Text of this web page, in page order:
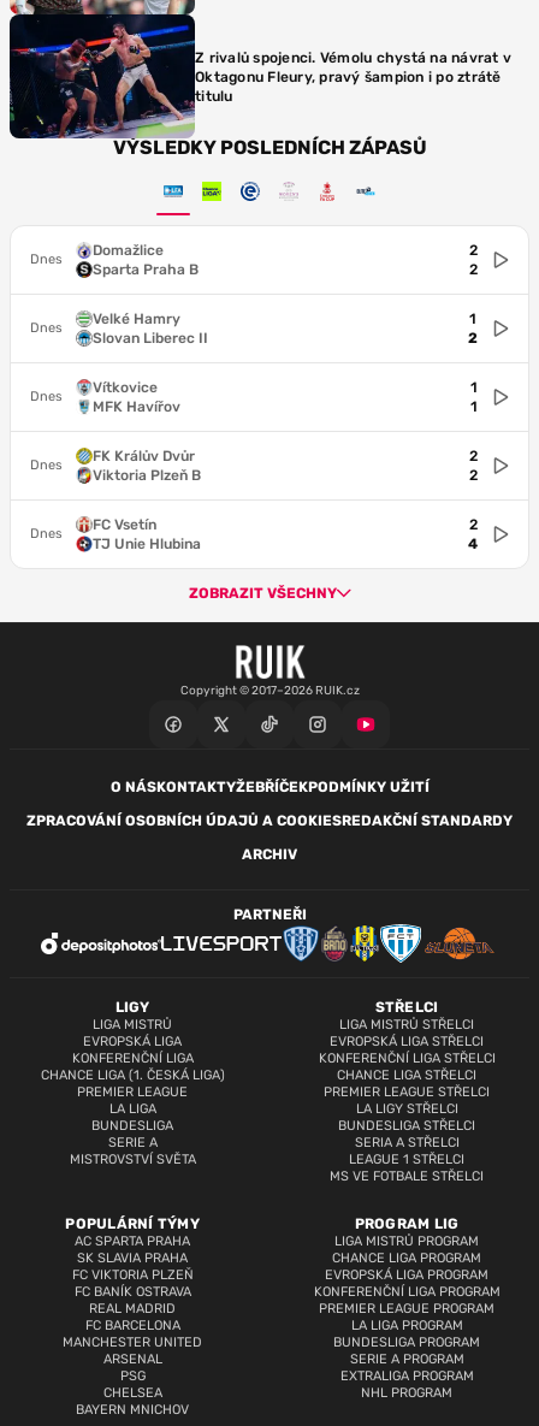
Z rivalů spojenci. Vémolu chystá na návrat v
Oktagonu Fleury, pravý šampion i po ztrátě
titulu
VÝSLEDKY POSLEDNÍCH ZÁPASŮ
Dnes
Domažlice
Sparta Praha B
2
2
Dnes
Velké Hamry
Slovan Liberec II
1
2
Dnes
Vítkovice
MFK Havířov
1
1
Dnes
FK Králův Dvůr
Viktoria Plzeň B
2
2
Dnes
FC Vsetín
TJ Unie Hlubina
2
4
ZOBRAZIT VŠECHNY
Copyright © 2017–2026 RUIK.cz
O NÁSKONTAKTYŽEBŘÍČEKPODMÍNKY UŽITÍ
ZPRACOVÁNÍ OSOBNÍCH ÚDAJŮ A COOKIESREDAKČNÍ STANDARDY
ARCHIV
LIGY
LIGA MISTRŮ
EVROPSKÁ LIGA
KONFERENČNÍ LIGA
CHANCE LIGA (1. ČESKÁ LIGA)
PREMIER LEAGUE
LA LIGA
BUNDESLIGA
SERIE A
MISTROVSTVÍ SVĚTA
STŘELCI
LIGA MISTRŮ STŘELCI
EVROPSKÁ LIGA STŘELCI
KONFERENČNÍ LIGA STŘELCI
CHANCE LIGA STŘELCI
PREMIER LEAGUE STŘELCI
LA LIGY STŘELCI
BUNDESLIGA STŘELCI
SERIA A STŘELCI
LEAGUE 1 STŘELCI
MS VE FOTBALE STŘELCI
POPULÁRNÍ TÝMY
AC SPARTA PRAHA
SK SLAVIA PRAHA
FC VIKTORIA PLZEŇ
FC BANÍK OSTRAVA
REAL MADRID
FC BARCELONA
MANCHESTER UNITED
ARSENAL
PSG
CHELSEA
BAYERN MNICHOV
PROGRAM LIG
LIGA MISTRŮ PROGRAM
CHANCE LIGA PROGRAM
EVROPSKÁ LIGA PROGRAM
KONFERENČNÍ LIGA PROGRAM
PREMIER LEAGUE PROGRAM
LA LIGA PROGRAM
BUNDESLIGA PROGRAM
SERIE A PROGRAM
EXTRALIGA PROGRAM
NHL PROGRAM
PARTNEŘI